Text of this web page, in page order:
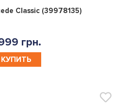
0
Classic (39978135)
грн.
КУПИТЬ